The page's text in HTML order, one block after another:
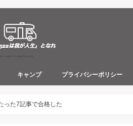
キャンプ プライバシーポリシー
った7記事で合格した